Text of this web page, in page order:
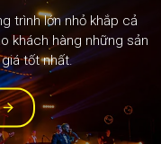
trình lớn nhỏ khắp cả
khách hàng những sản
tốt nhất.